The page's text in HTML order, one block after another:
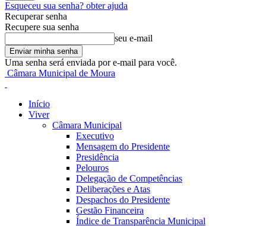
Esqueceu sua senha? obter ajuda
Recuperar senha
Recupere sua senha
seu e-mail
Uma senha será enviada por e-mail para você.
Câmara Municipal de Moura
Início
Viver
Câmara Municipal
Executivo
Mensagem do Presidente
Presidência
Pelouros
Delegação de Competências
Deliberações e Atas
Despachos do Presidente
Gestão Financeira
Índice de Transparência Municipal